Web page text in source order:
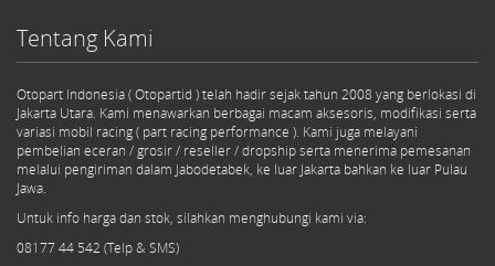
Tentang Kami
Otopart Indonesia ( Otopartid ) telah hadir sejak tahun 2008 yang berlokasi di
Jakarta Utara. Kami menawarkan berbagai macam aksesoris, modifikasi serta
variasi mobil racing ( part racing performance ). Kami juga melayani
pembelian eceran / grosir / reseller / dropship serta menerima pemesanan
melalui pengiriman dalam Jabodetabek, ke luar Jakarta bahkan ke luar Pulau
Jawa.
Untuk info harga dan stok, silahkan menghubungi kami via:
08177 44 542 (Telp & SMS)